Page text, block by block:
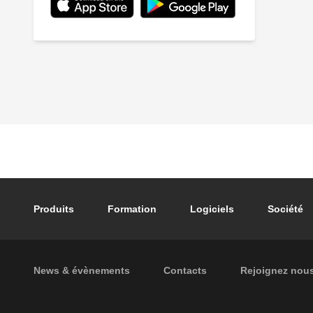
Footer main navigation
Produits Formation Logiciels Société
Footer secondary navigation
News & évènements Contacts Rejoignez